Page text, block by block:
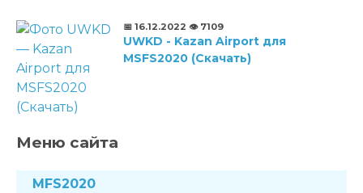
📅 16.12.2022 👁️ 7109
UWKD - Kazan Airport для
MSFS2020 (Скачать)
Меню сайта
MFS2020